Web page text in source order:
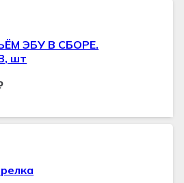
ЭБУ В СБОРЕ.
шт